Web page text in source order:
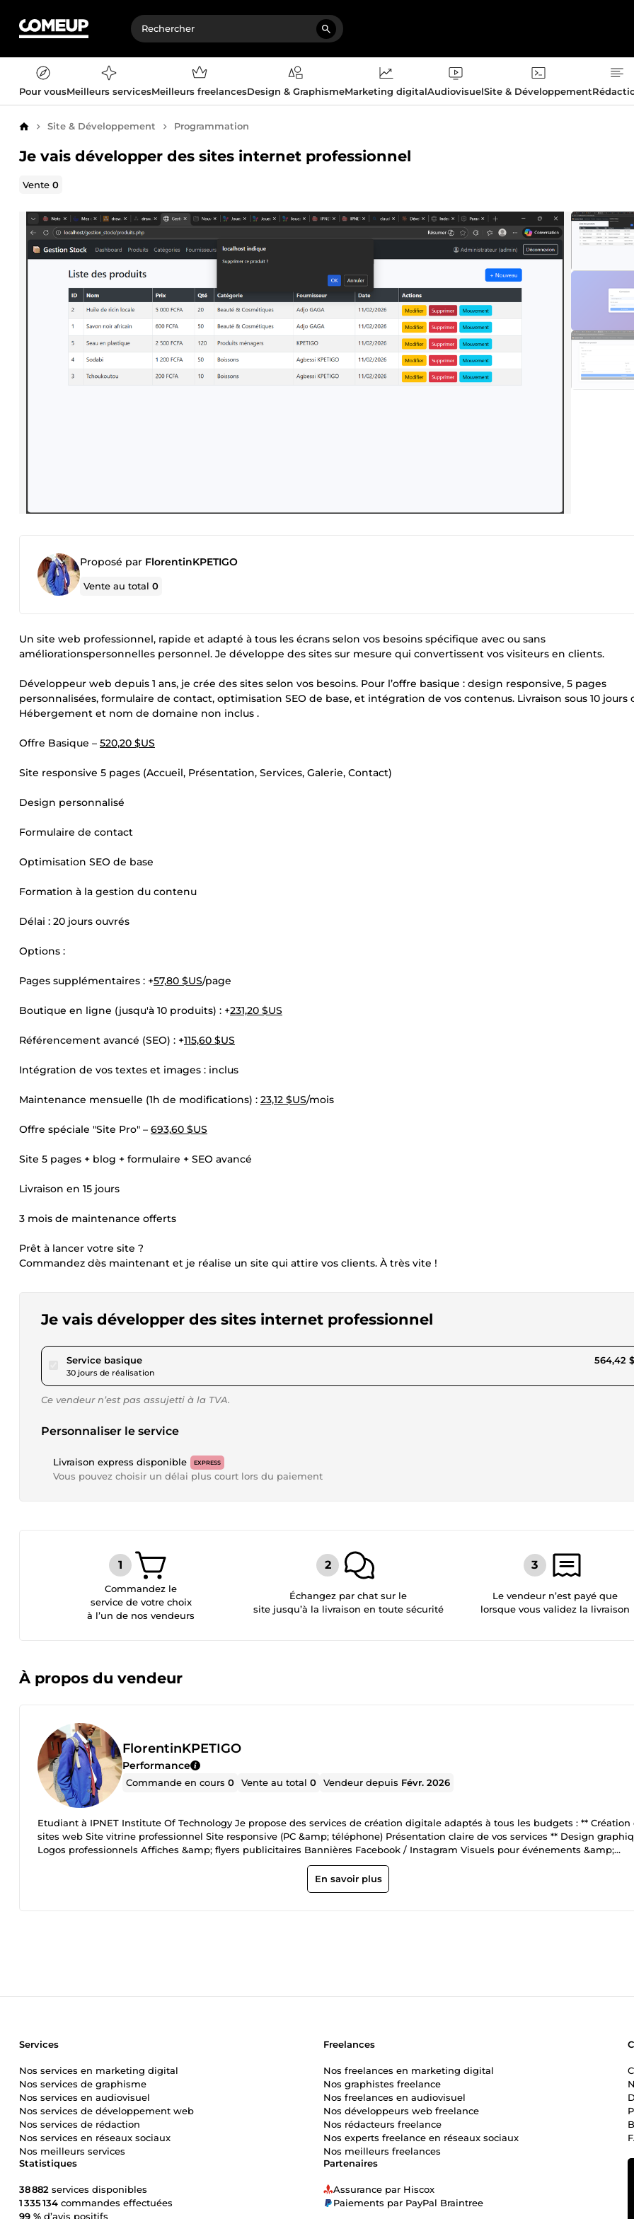
Pour vousMeilleurs servicesMeilleurs freelancesDesign & GraphismeMarketing digitalAudiovisuelSite & Développement
AccueilSite & Développement Programmation
Je vais développer des sites internet professionnel
Vente0
Proposé par FlorentinKPETIGO
Vente au total0
Un site web professionnel, rapide et adapté à tous les écrans selon vos besoins spécifique avec ou sans
améliorationspersonnelles personnel. Je développe des sites sur mesure qui convertissent vos visiteurs en clients.
Développeur web depuis 1 ans, je crée des sites selon vos besoins. Pour l’offre basique : design responsive, 5 pages
personnalisées, formulaire de contact, optimisation SEO de base, et intégration de vos contenus. Livraison sous 10 jours
Hébergement et nom de domaine non inclus .
Offre Basique – 520,20 $US
Site responsive 5 pages (Accueil, Présentation, Services, Galerie, Contact)
Design personnalisé
Formulaire de contact
Optimisation SEO de base
Formation à la gestion du contenu
Délai : 20 jours ouvrés
Options :
Pages supplémentaires : +57,80 $US/page
Boutique en ligne (jusqu'à 10 produits) : +231,20 $US
Référencement avancé (SEO) : +115,60 $US
Intégration de vos textes et images : inclus
Maintenance mensuelle (1h de modifications) : 23,12 $US/mois
Offre spéciale "Site Pro" – 693,60 $US
Site 5 pages + blog + formulaire + SEO avancé
Livraison en 15 jours
3 mois de maintenance offerts
Prêt à lancer votre site ?
Commandez dès maintenant et je réalise un site qui attire vos clients. À très vite !
Je vais développer des sites internet professionnel
Service basiquepour 520,20 $US
30 jours de réalisation
564,42
Ce vendeur n’est pas assujetti à la TVA.
Personnaliser le service
Livraison express disponible EXPRESS
Vous pouvez choisir un délai plus court lors du paiement
Commandez le
service de votre choix
à l’un de nos vendeurs
Échangez par chat sur le
site jusqu’à la livraison en toute sécurité
Le vendeur n’est payé que
lorsque vous validez la livraison
À propos du vendeur
FlorentinKPETIGO
Performance
Commande en cours0 Vente au total0 Vendeur depuis Févr. 2026
Etudiant à IPNET Institute Of Technology Je propose des services de création digitale adaptés à tous les budgets : ** Création
sites web Site vitrine professionnel Site responsive (PC &amp; téléphone) Présentation claire de vos services ** Design
Logos professionnels Affiches &amp; flyers publicitaires Bannières Facebook / Instagram Visuels pour événements &amp;
promotions Idéal pour : entrepreneurs commerces projets personnels Prix abordables Travail à distance
En savoir plus
Partenaires
Assurance par Hiscox
Paiements par PayPal Braintree
Statistiques
38 882 services disponibles
1 335 134 commandes effectuées
99 % d’avis positifs
Services
Nos services en marketing digital
Nos services de graphisme
Nos services en audiovisuel
Nos services de développement web
Nos services de rédaction
Nos services en réseaux sociaux
Nos meilleurs services
Freelances
Nos freelances en marketing digital
Nos graphistes freelance
Nos freelances en audiovisuel
Nos développeurs web freelance
Nos rédacteurs freelance
Nos experts freelance en réseaux sociaux
Nos meilleurs freelances